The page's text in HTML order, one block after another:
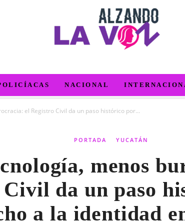
NACIONAL
el Registro Civil da un paso histórico por...
PORTADA YUCATÁN
menos
da un paso
a la identidad